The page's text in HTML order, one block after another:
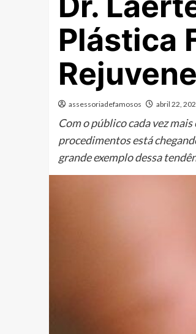
Plástica
assessoriadefamosos abril 22,
Com o público cada vez
procedimentos está
grande exemplo dessa